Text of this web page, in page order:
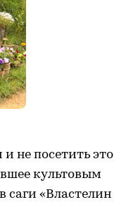
не посетить это
культовым
саги «Властелин